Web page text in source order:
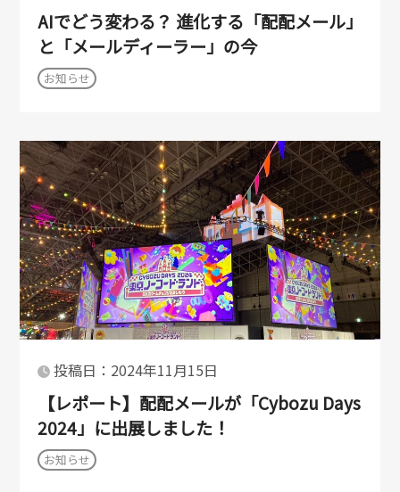
AIでどう変わる？ 進化する「配配メール」
と「メールディーラー」の今
お知らせ
投稿日：2024年11月15日
【レポート】配配メールが「Cybozu Days
2024」に出展しました！
お知らせ